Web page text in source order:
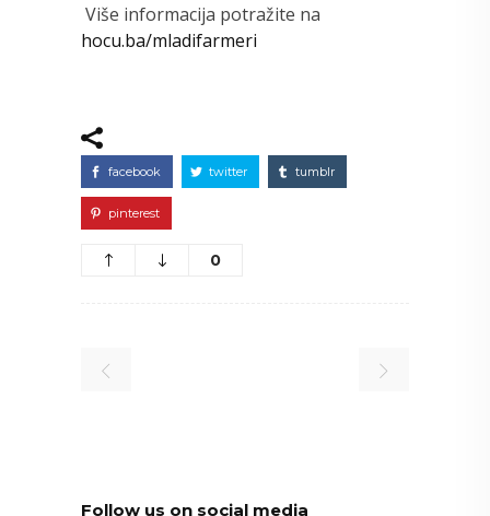
Više informacija potražite na
hocu.ba/mladifarmeri
facebook twitter tumblr
pinterest
0
Follow us on social media